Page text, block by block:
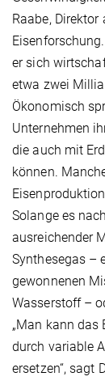
Raabe,
er sich
etwa zwei
Ökonomisch
Unternehmen
die auch mit
können.
Solange es
ausreichender
Synthesegas –
gewonnenen
Wasserstoff –
„Man kann das
durch variable
ersetzen“, sagt